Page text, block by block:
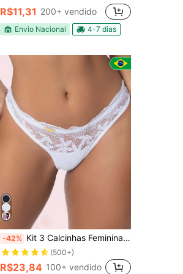
R$11,31 200+ vendido
Envio Nacional 4-7 dias
-42% Kit 3 Calcinhas Feminina Sensuais Detalhada em Renda de Cós Baixo e Forro 100% Algodão!
(500+)
R$23,84 100+ vendido